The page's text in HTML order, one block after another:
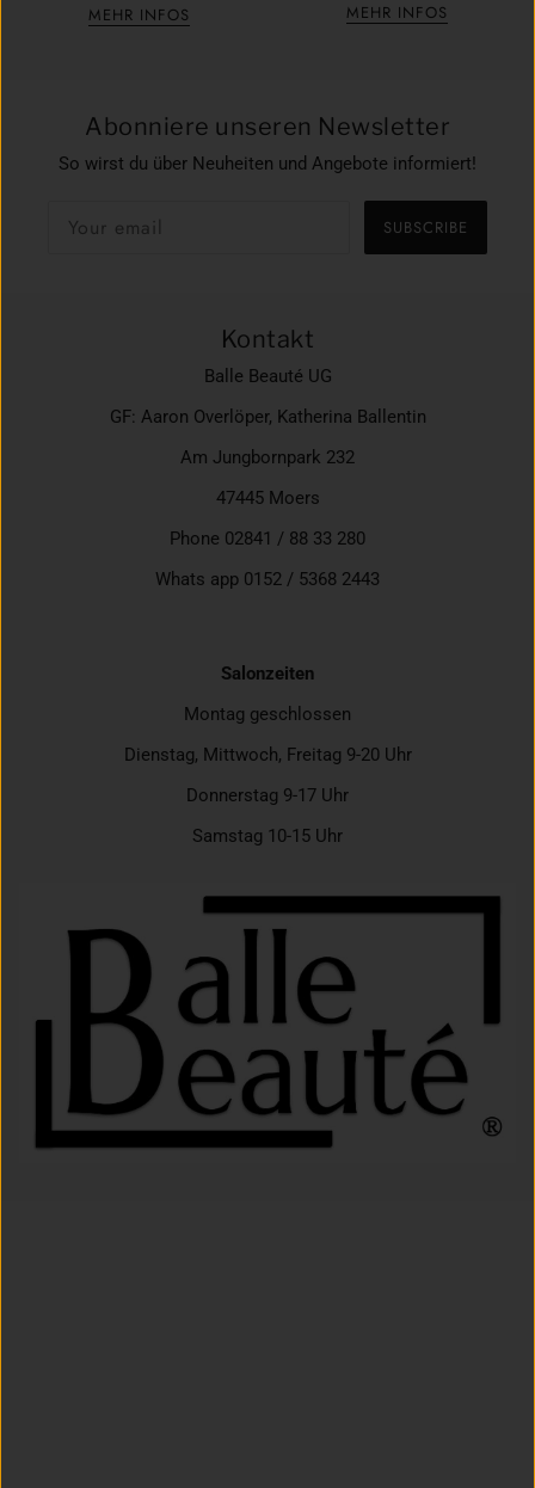
MEHR INFOS
MEHR INFOS
Abonniere unseren Newsletter
So wirst du über Neuheiten und Angebote informiert!
SUBSCRIBE
Kontakt
Balle Beauté UG
GF: Aaron Overlöper, Katherina Ballentin
Am Jungbornpark 232
47445 Moers
Phone 02841 / 88 33 280
Whats app 0152 / 5368 2443
Salonzeiten
Montag geschlossen
Dienstag, Mittwoch, Freitag 9-20 Uhr
Donnerstag 9-17 Uhr
Samstag 10-15 Uhr